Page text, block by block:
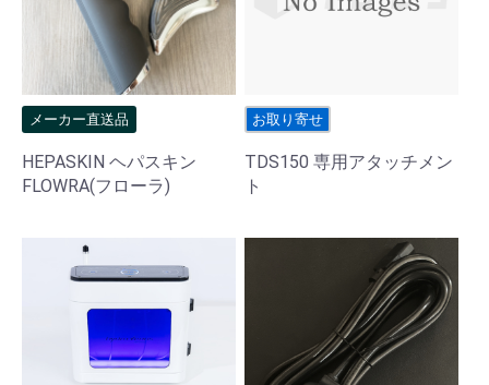
メーカー直送品
HEPASKIN ヘパスキン
FLOWRA(フローラ)
お取り寄せ
TDS150 専用アタッチメン
ト